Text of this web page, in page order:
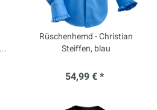
Rüschenhemd - Christian
Steiffen, blau
54,99 € *